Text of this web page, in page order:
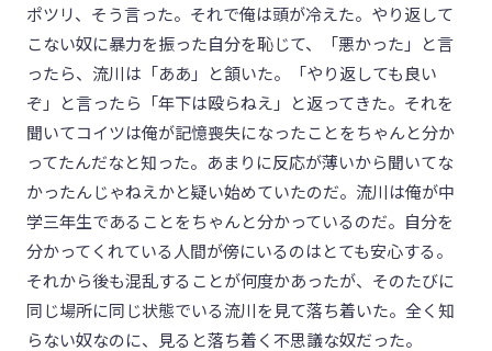
ポツリ、そう言った。それで俺は頭が冷えた。やり返して
こない奴に暴力を振った自分を恥じて、「悪かった」と言
ったら、流川は「ああ」と頷いた。「やり返しても良い
ぞ」と言ったら「年下は殴らねえ」と返ってきた。それを
聞いてコイツは俺が記憶喪失になったことをちゃんと分か
ってたんだなと知った。あまりに反応が薄いから聞いてな
かったんじゃねえかと疑い始めていたのだ。流川は俺が中
学三年生であることをちゃんと分かっているのだ。自分を
分かってくれている人間が傍にいるのはとても安心する。
それから後も混乱することが何度かあったが、そのたびに
同じ場所に同じ状態でいる流川を見て落ち着いた。全く知
らない奴なのに、見ると落ち着く不思議な奴だった。